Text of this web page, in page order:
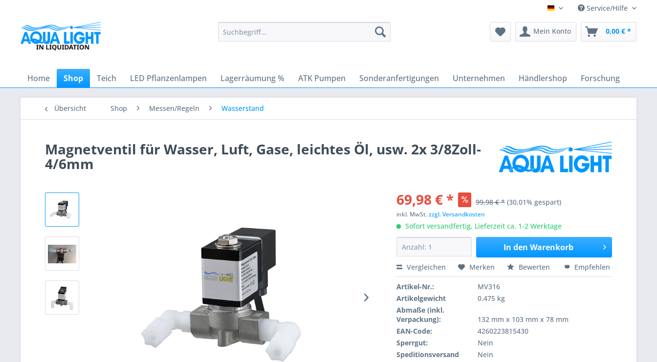
Deutsch Service/Hilfe
Mein Konto 0,00 € *
Home Shop Teich LED Pflanzenlampen Lagerräumung % ATK Pumpen Sonderanfertigungen Unternehmen Händlershop Forschung
Übersicht Shop Messen/Regeln Wasserstand
Magnetventil für Wasser, Luft, Gase, leichtes Öl, usw. 2x 3/8Zoll-
4/6mm
69,98 € *
99,98 € * (30,01% gespart)
inkl. MwSt.zzgl. Versandkosten
Sofort versandfertig, Lieferzeit ca. 1-2 Werktage
In den Warenkorb
Vergleichen Merken Bewerten Empfehlen
Artikel-Nr.:
MV316
Artikelgewicht
0.475 kg
Abmaße (inkl.
Verpackung):
132 mm x 103 mm x 78 mm
EAN-Code:
4260223815430
Sperrgut:
Nein
Speditionsversand
Nein